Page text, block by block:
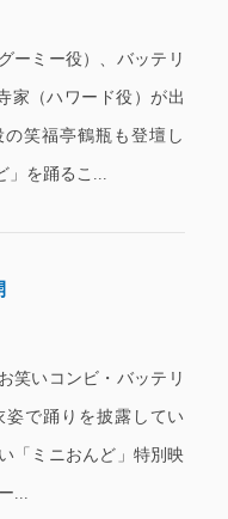
グーミー役）、バッテリ
家（ハワード役）が出
笑福亭鶴瓶も登壇し
」を踊るこ...
笑いコンビ・バッテリ
姿で踊りを披露してい
「ミニおんど」特別映
...